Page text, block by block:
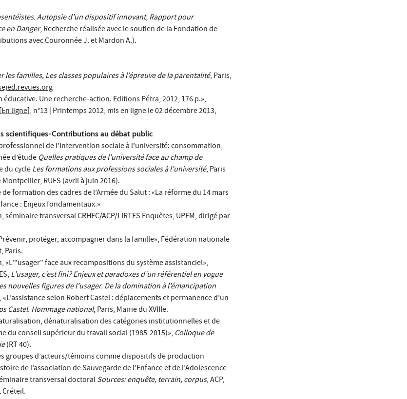
Autopsie d’un dispositif innovant, Rapport pour
en Danger, Recherche réalisée avec le soutien de la Fondation de
avec Couronnée J. et Mardon A.).
les familles, Les classes populaires à l’épreuve de la parentalité, Paris,
Une recherche-action. Editions Pétra, 2012, 176 p.»,
En ligne], n°13 | Printemps 2012, mis en ligne le 02 décembre 2013,
scientifiques-Contributions au débat public
de l’intervention sociale à l’université: consommation,
d’étude Quelles pratiques de l’université face au champ de
du cycleLes formations aux professions sociales à l’université, Paris
Montpellier, RUFS (avril à juin 2016).
formation des cadres de l’Armée du Salut : «La réforme du 14 mars
: Enjeux fondamentaux.»
transversal CRHEC/ACP/LIRTES Enquêtes, UPEM, dirigé par
protéger, accompagner dans la famille», Fédération nationale
Paris.
face aux recompositions du système assistanciel»,
L’usager, c’est fini?Enjeux et paradoxes d’un référentiel en vogue
nouvelles figures de l’usager. De la domination à l’émancipation
selon Robert Castel : déplacements et permanence d’un
Castel. Hommage national,Paris, Mairie du XVIIIe.
dénaturalisation des catégories institutionnelles et de
du conseil supérieur du travail social (1985-2015)», Colloque de
(RT 40).
groupes d’acteurs/témoins comme dispositifs de production
de l’association de Sauvegarde de l’Enfance et de l’Adolescence
transversal doctoralSources: enquête, terrain, corpus, ACP,
Créteil.